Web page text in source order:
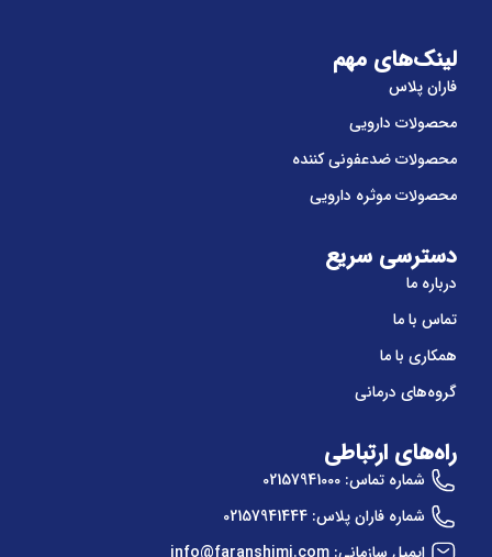
لینک‌های مهم
فاران پلاس
محصولات دارویی
محصولات ضدعفونی کننده
محصولات موثره دارویی
دسترسی سریع
درباره ما
تماس با ما
همکاری با ما
گروه‌های درمانی
راه‌های ارتباطی
شماره تماس: 02157941000
شماره فاران پلاس: 02157941444